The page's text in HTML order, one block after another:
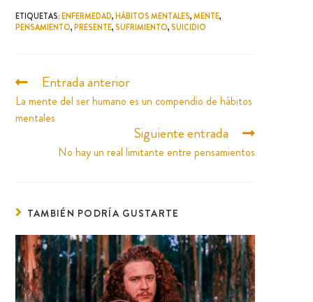
ETIQUETAS:ENFERMEDAD, HÁBITOS MENTALES, MENTE,
PENSAMIENTO, PRESENTE, SUFRIMIENTO, SUICIDIO
Entrada anterior
La mente del ser humano es un compendio de hábitos
mentales
Siguiente entrada
No hay un real limitante entre pensamientos
TAMBIÉN PODRÍA GUSTARTE